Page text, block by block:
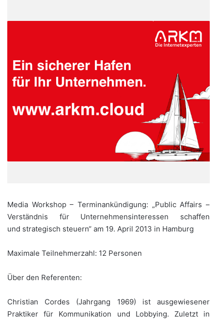
Media Workshop – Terminankündigung: „Public Affairs –
Verständnis für Unternehmensinteressen schaffen
und strategisch steuern“ am 19. April 2013 in Hamburg
Maximale Teilnehmerzahl: 12 Personen
Über den Referenten:
Christian Cordes (Jahrgang 1969) ist ausgewiesener
Praktiker für Kommunikation und Lobbying. Zuletzt in